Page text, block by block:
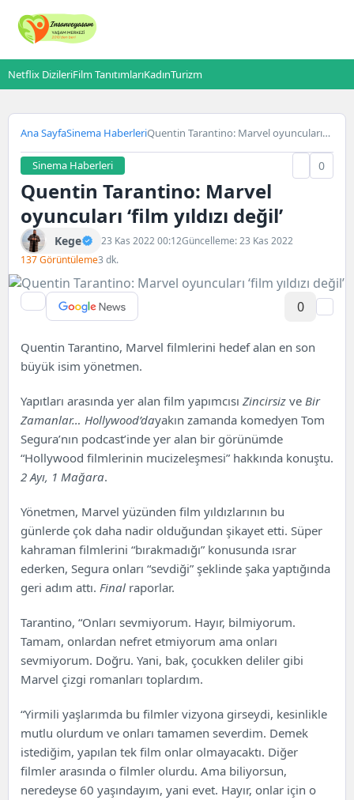
Netflix DizileriFilm TanıtımlarıKadınTurizm
Ana SayfaSinema HaberleriQuentin Tarantino: Marvel oyuncuları
Sinema Haberleri
0
Quentin Tarantino: Marvel
oyuncuları ‘film yıldızı değil’
Kege 23 Kas 2022 00:12Güncelleme: 23 Kas 2022
137 Görüntüleme3 dk.
0
Quentin Tarantino, Marvel filmlerini hedef alan en son
büyük isim yönetmen.
Yapıtları arasında yer alan film yapımcısı Zincirsiz ve Bir
Zamanlar… Hollywood’dayakın zamanda komedyen Tom
Segura’nın podcast’inde yer alan bir görünümde
“Hollywood filmlerinin mucizeleşmesi” hakkında konuştu.
2 Ayı, 1 Mağara.
Yönetmen, Marvel yüzünden film yıldızlarının bu
günlerde çok daha nadir olduğundan şikayet etti. Süper
kahraman filmlerini “bırakmadığı” konusunda ısrar
ederken, Segura onları “sevdiği” şeklinde şaka yaptığında
geri adım attı. Final raporlar.
Tarantino, “Onları sevmiyorum. Hayır, bilmiyorum.
Tamam, onlardan nefret etmiyorum ama onları
sevmiyorum. Doğru. Yani, bak, çocukken deliler gibi
Marvel çizgi romanları toplardım.
“Yirmili yaşlarımda bu filmler vizyona girseydi, kesinlikle
mutlu olurdum ve onları tamamen severdim. Demek
istediğim, yapılan tek film onlar olmayacaktı. Diğer
filmler arasında o filmler olurdu. Ama biliyorsun,
neredeyse 60 yaşındayım, yani evet. Hayır, onlar için o